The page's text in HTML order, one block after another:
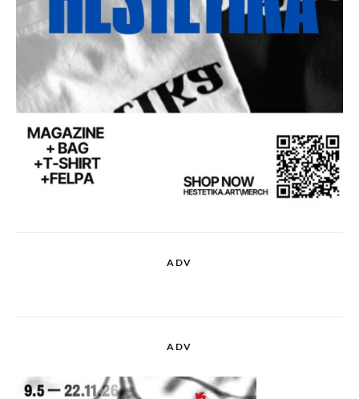
ADV
ADV